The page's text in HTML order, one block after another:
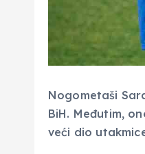
Nogometaši
BiH. Međutim,
veći dio